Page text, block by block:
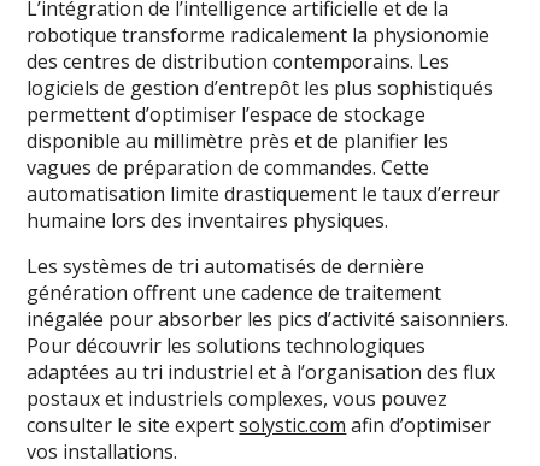
L’intégration de l’intelligence artificielle et de la
robotique transforme radicalement la physionomie
des centres de distribution contemporains. Les
logiciels de gestion d’entrepôt les plus sophistiqués
permettent d’optimiser l’espace de stockage
disponible au millimètre près et de planifier les
vagues de préparation de commandes. Cette
automatisation limite drastiquement le taux d’erreur
humaine lors des inventaires physiques.
Les systèmes de tri automatisés de dernière
génération offrent une cadence de traitement
inégalée pour absorber les pics d’activité saisonniers.
Pour découvrir les solutions technologiques
adaptées au tri industriel et à l’organisation des flux
postaux et industriels complexes, vous pouvez
consulter le site expertsolystic.com afin d’optimiser
vos installations.